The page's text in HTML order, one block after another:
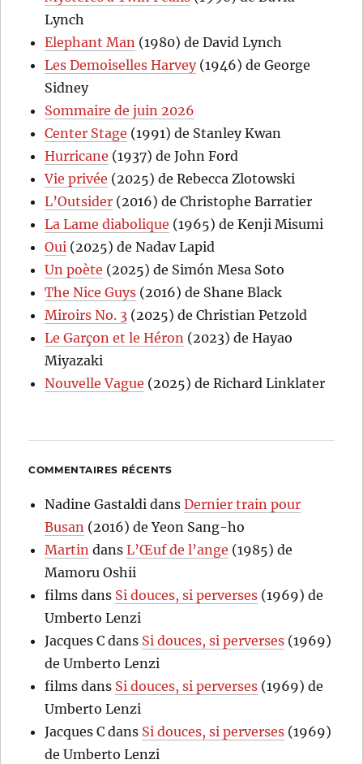
Lynch
Elephant Man (1980) de David Lynch
Les Demoiselles Harvey(1946) de George
Sidney
Sommaire de juin 2026
Center Stage (1991) de Stanley Kwan
Hurricane (1937) de John Ford
Vie privée (2025) de Rebecca Zlotowski
L’Outsider (2016) de Christophe Barratier
La Lame diabolique (1965) de Kenji Misumi
Oui (2025) de Nadav Lapid
Un poète (2025) de Simón Mesa Soto
The Nice Guys (2016) de Shane Black
Miroirs No. 3 (2025) de Christian Petzold
Le Garçon et le Héron (2023) de Hayao
Miyazaki
Nouvelle Vague (2025) de Richard Linklater
COMMENTAIRES RÉCENTS
Nadine Gastaldi dansDernier train pour
Busan (2016) de Yeon Sang-ho
Martin dansL’Œuf de l’ange (1985) de
Mamoru Oshii
films dans Si douces, si perverses (1969) de
Umberto Lenzi
Jacques C dans Si douces, si perverses (1969)
de Umberto Lenzi
films dans Si douces, si perverses (1969) de
Umberto Lenzi
Jacques C dans Si douces, si perverses (1969)
de Umberto Lenzi